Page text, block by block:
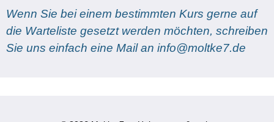
Wenn Sie bei einem bestimmten Kurs gerne auf
die Warteliste gesetzt werden möchten, schreiben
Sie uns einfach eine Mail an info@moltke7.de